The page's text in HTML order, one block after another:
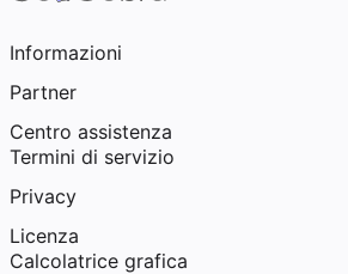
Informazioni
Partner
Centro assistenza
Termini di servizio
Privacy
Licenza
Calcolatrice grafica